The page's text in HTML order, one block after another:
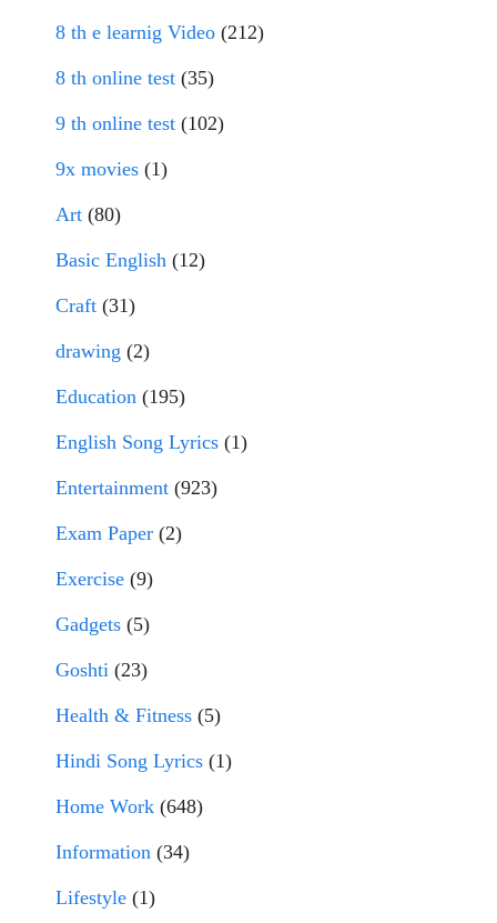
8 th e learnig Video (212)
8 th online test (35)
9 th online test (102)
9x movies (1)
Art (80)
Basic English (12)
Craft (31)
drawing (2)
Education (195)
English Song Lyrics (1)
Entertainment (923)
Exam Paper (2)
Exercise (9)
Gadgets (5)
Goshti (23)
Health & Fitness (5)
Hindi Song Lyrics (1)
Home Work (648)
Information (34)
Lifestyle (1)